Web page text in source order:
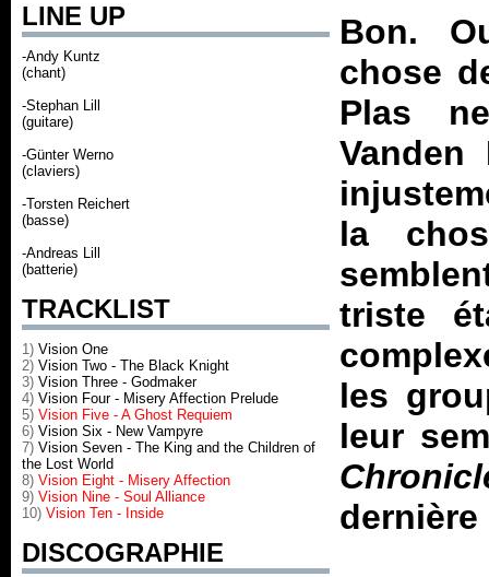
LINE UP
-Andy Kuntz
(chant)
-Stephan Lill
(guitare)
-Günter Werno
(claviers)
-Torsten Reichert
(basse)
-Andreas Lill
(batterie)
TRACKLIST
1) Vision One
2) Vision Two - The Black Knight
3) Vision Three - Godmaker
4) Vision Four - Misery Affection Prelude
5) Vision Five - A Ghost Requiem
6) Vision Six - New Vampyre
7) Vision Seven - The King and the Children of
the Lost World
8) Vision Eight - Misery Affection
9) Vision Nine - Soul Alliance
10) Vision Ten - Inside
DISCOGRAPHIE
Bon.
chose
Plas
la
triste
les
leur